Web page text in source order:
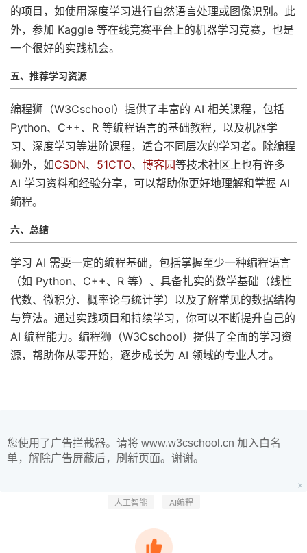
的项目，如使用深度学习进行自然语言处理或图像识别。此
外，参加 Kaggle 等在线竞赛平台上的机器学习竞赛，也是
一个很好的实践机会。
五、推荐学习资源
编程狮（W3Cschool）提供了丰富的 AI 相关课程，包括
Python、C++、R 等编程语言的基础教程，以及机器学
习、深度学习等进阶课程，适合不同层次的学习者。除编程
狮外，如CSDN、 51CTO、 博客园等技术社区上也有许多
AI 学习资料和经验分享，可以帮助你更好地理解和掌握 AI
编程。
六、总结
学习 AI 需要一定的编程基础，包括掌握至少一种编程语言
（如 Python、C++、R 等）、具备扎实的数学基础（线性
代数、微积分、概率论与统计学）以及了解常见的数据结构
与算法。通过实践项目和持续学习，你可以不断提升自己的
AI 编程能力。编程狮（W3Cschool）提供了全面的学习资
源，帮助你从零开始，逐步成长为 AI 领域的专业人才。
您使用了广告拦截器。请将 www.w3cschool.cn 加入白名
单，解除广告屏蔽后，刷新页面。谢谢。
人工智能 AI编程